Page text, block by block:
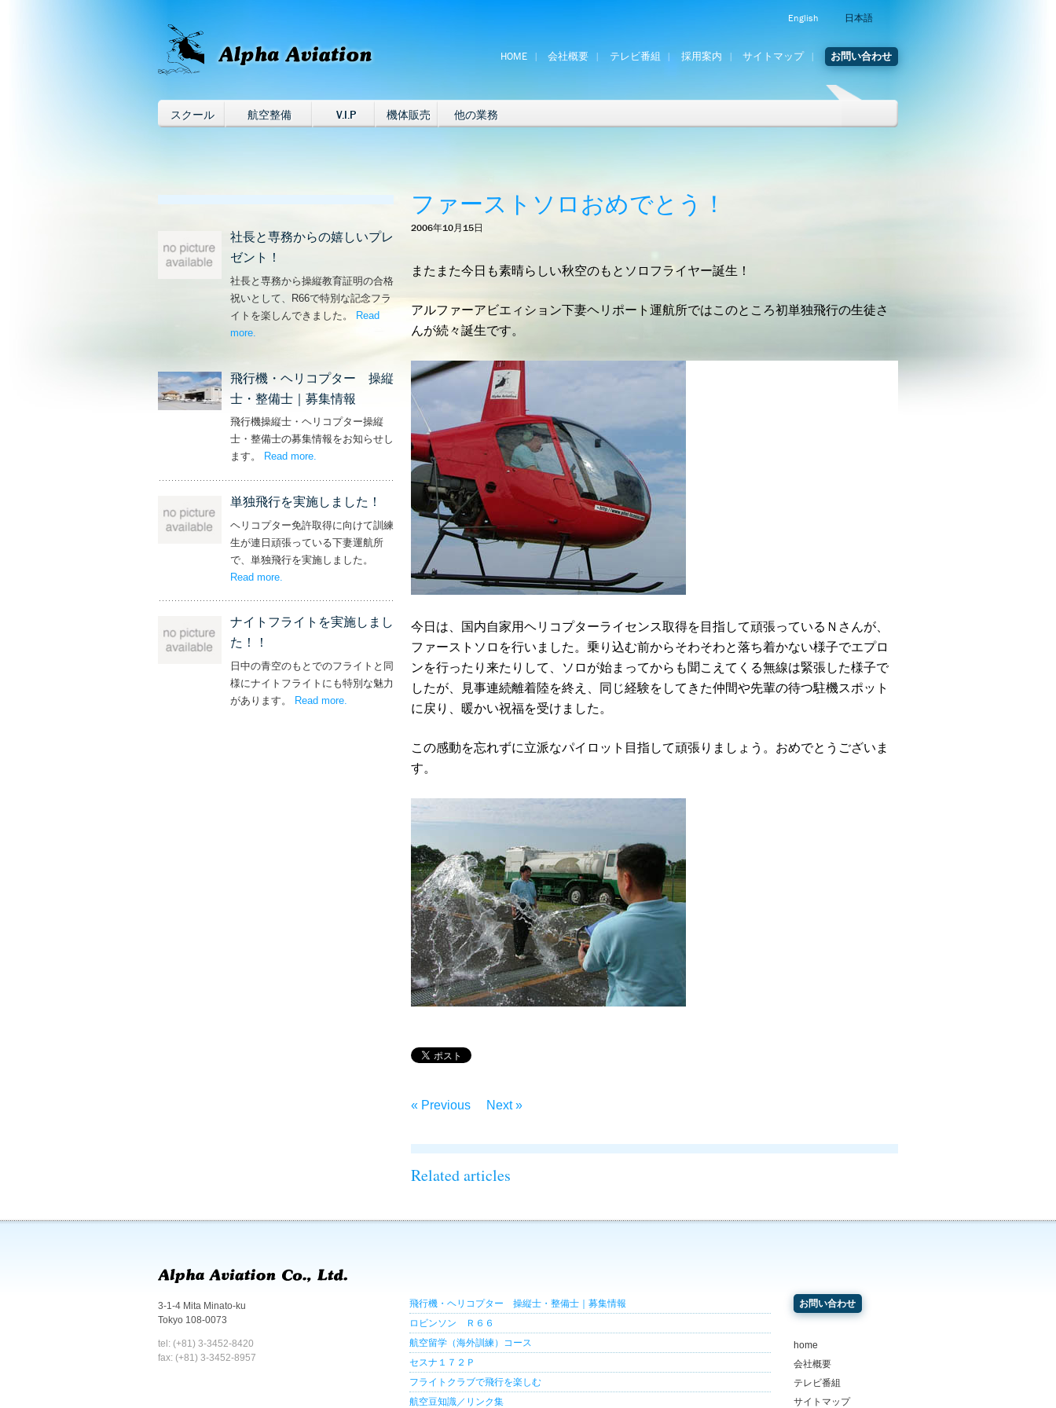
English 日本語
HOME 会社概要 テレビ番組 採用案内 サイトマップ お問い合わせ
スクール 航空整備 V.I.P 機体販売 他の業務
ファーストソロおめでとう！
2006年10月15日
またまた今日も素晴らしい秋空のもとソロフライヤー誕生！
アルファーアビエィション下妻ヘリポート運航所ではこのところ初単独飛行の生徒さ
んが続々誕生です。
今日は、国内自家用ヘリコプターライセンス取得を目指して頑張っているＮさんが、
ファーストソロを行いました。乗り込む前からそわそわと落ち着かない様子でエプロ
ンを行ったり来たりして、ソロが始まってからも聞こえてくる無線は緊張した様子で
したが、見事連続離着陸を終え、同じ経験をしてきた仲間や先輩の待つ駐機スポット
に戻り、暖かい祝福を受けました。
この感動を忘れずに立派なパイロット目指して頑張りましょう。おめでとうございま
す。
« Previous Next »
社長と専務からの嬉しいプレ
ゼント！
社長と専務から操縦教育証明の合格
祝いとして、R66で特別な記念フラ
イトを楽しんできました。
Read
more – ‘社長と専務からの嬉しいプレゼント！’
飛行機・ヘリコプター 操縦
士・整備士｜募集情報
飛行機操縦士・ヘリコプター操縦
士・整備士の募集情報をお知らせし
ます。
Read more– ‘飛行機・ヘリコプター 操縦士・整備士｜募集情報’
.
単独飛行を実施しました！
ヘリコプター免許取得に向けて訓練
生が連日頑張っている下妻運航所
で、単独飛行を実施しました。
Read more – ‘単独飛行を実施しました！’
ナイトフライトを実施しまし
た！！
日中の青空のもとでのフライトと同
様にナイトフライトにも特別な魅力
があります。
Read more– ‘ナイトフライトを実施しました！！’
.
Related articles
3-1-4 Mita Minato-ku
Tokyo 108-0073
tel: (+81) 3-3452-8420
fax: (+81) 3-3452-8957
飛行機・ヘリコプター 操縦士・整備士｜募集情報
ロビンソン Ｒ６６
航空留学（海外訓練）コース
セスナ１７２Ｐ
フライトクラブで飛行を楽しむ
航空豆知識／リンク集
お問い合わせ
home
会社概要
テレビ番組
サイトマップ